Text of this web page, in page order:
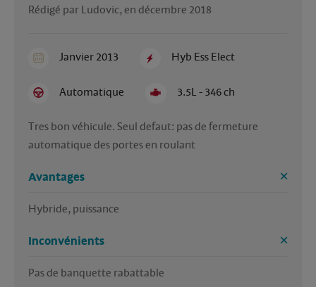
Rédigé par Ludovic, en décembre 2018
Janvier 2013 Hyb Ess Elect
Automatique 3.5L - 346 ch
Tres bon véhicule. Seul defaut: pas de fermeture
automatique des portes en roulant
Avantages
Hybride, puissance
Inconvénients
Pas de banquette rabattable